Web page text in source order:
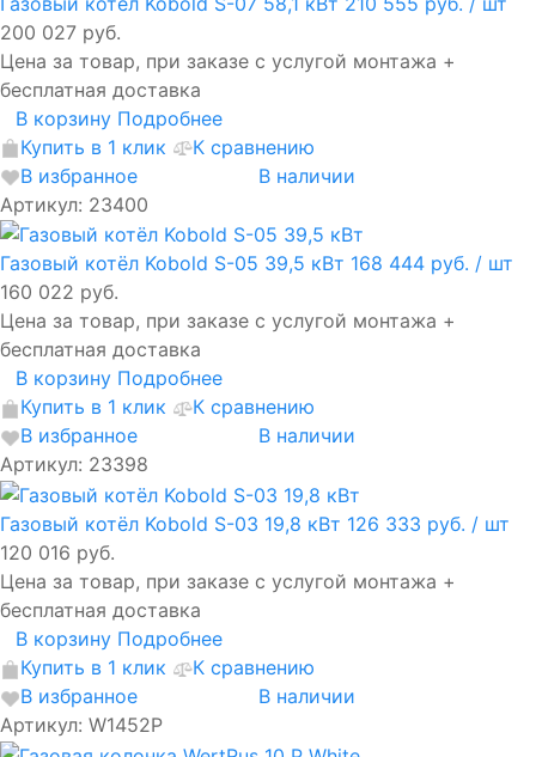
200 027 руб.
Цена за товар, при заказе с услугой монтажа +
бесплатная доставка
В корзину Подробнее
Купить в 1 клик
К сравнению
В избранное
В наличии
Артикул: 23400
Газовый котёл Kobold S-05 39,5 кВт 168 444 руб. / шт
160 022 руб.
Цена за товар, при заказе с услугой монтажа +
бесплатная доставка
В корзину Подробнее
Купить в 1 клик
К сравнению
В избранное
В наличии
Артикул: 23398
Газовый котёл Kobold S-03 19,8 кВт 126 333 руб. / шт
120 016 руб.
Цена за товар, при заказе с услугой монтажа +
бесплатная доставка
В корзину Подробнее
Купить в 1 клик
К сравнению
В избранное
В наличии
Артикул: W1452P